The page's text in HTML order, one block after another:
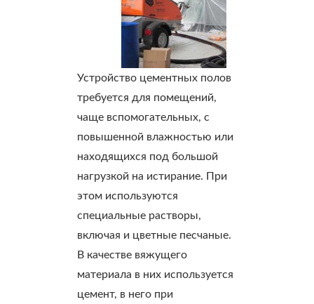
Устройство цементных полов
требуется для помещений,
чаще вспомогательных, с
повышенной влажностью или
находящихся под большой
нагрузкой на истирание. При
этом используются
специальные растворы,
включая и цветные песчаные.
В качестве вяжущего
материала в них используется
цемент, в него при